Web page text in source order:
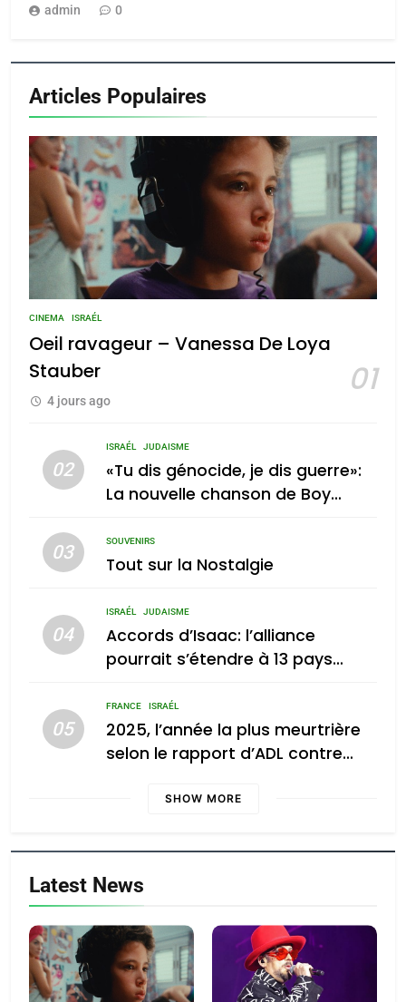
admin 0
Articles Populaires
CINEMA ISRAÉL
Oeil ravageur – Vanessa De Loya
Stauber
01
4 jours ago
02
ISRAÉL JUDAISME
«Tu dis génocide, je dis guerre»:
La nouvelle chanson de Boy
03
SOUVENIRS
Tout sur la Nostalgie
04
ISRAÉL JUDAISME
Accords d’Isaac: l’alliance
pourrait s’étendre à 13 pays
05
FRANCE ISRAÉL
2025, l’année la plus meurtrière
selon le rapport d’ADL contre
SHOW MORE
Latest News